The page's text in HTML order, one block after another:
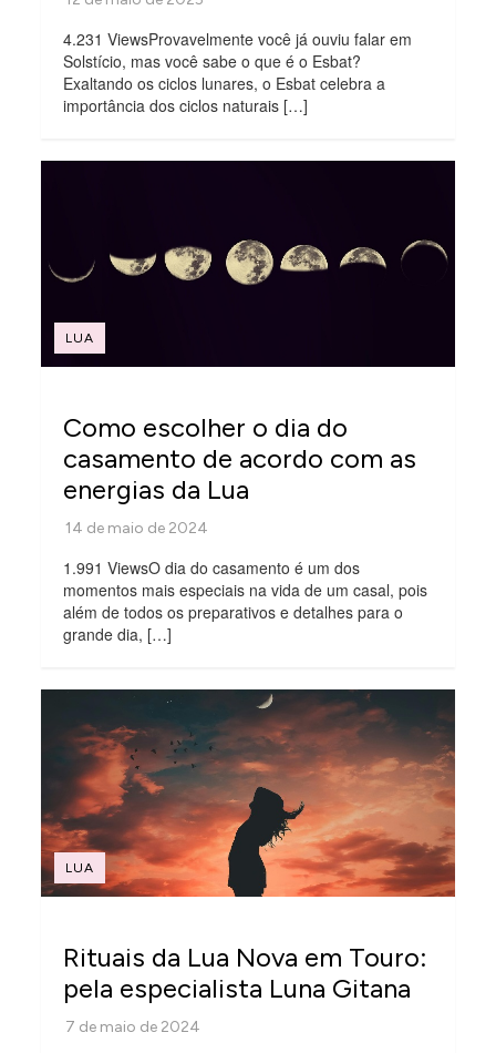
4.231 ViewsProvavelmente você já ouviu falar em
Solstício, mas você sabe o que é o Esbat?
Exaltando os ciclos lunares, o Esbat celebra a
importância dos ciclos naturais […]
LUA
Como escolher o dia do
casamento de acordo com as
energias da Lua
1.991 ViewsO dia do casamento é um dos
momentos mais especiais na vida de um casal, pois
além de todos os preparativos e detalhes para o
grande dia, […]
LUA
Rituais da Lua Nova em Touro:
pela especialista Luna Gitana